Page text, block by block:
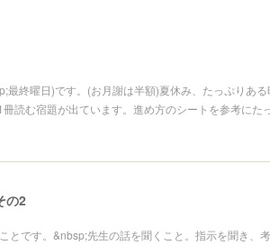
終曜日)です。(お月謝は半額)夏休み、たっぷりある
読む宿題が出ています。進め方のシートを参考にた
の2
とです。&nbsp;先生の話を聞くこと。指示を聞き、